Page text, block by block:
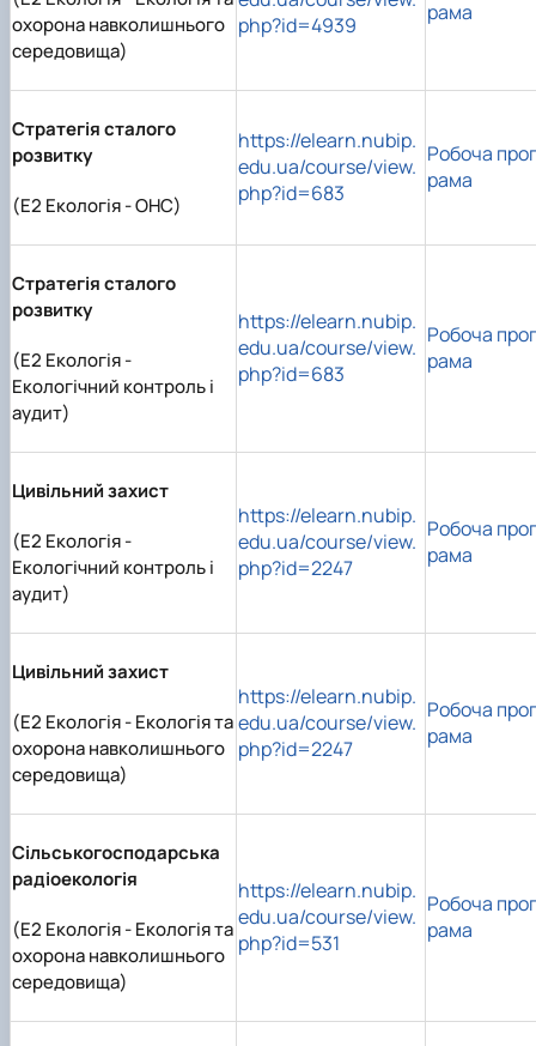
охорона навколишнього
середовища)
php?id=4939
рама
Стратегія сталого
розвитку
(E2 Екологія - ОНС)
https://elearn.nubip.
edu.ua/course/view.
php?id=683
Робоча прог
рама
Стратегія сталого
розвитку
(E2 Екологія -
Екологічний контроль і
аудит)
https://elearn.nubip.
edu.ua/course/view.
php?id=683
Робоча прог
рама
Цивільний захист
(E2 Екологія -
Екологічний контроль і
аудит)
https://elearn.nubip.
edu.ua/course/view.
php?id=2247
Робоча прог
рама
Цивільний захист
(E2 Екологія - Екологія та
охорона навколишнього
середовища)
https://elearn.nubip.
edu.ua/course/view.
php?id=2247
Робоча прог
рама
Сільськогосподарська
радіоекологія
(E2 Екологія - Екологія та
охорона навколишнього
середовища)
https://elearn.nubip.
edu.ua/course/view.
php?id=531
Робоча прог
рама